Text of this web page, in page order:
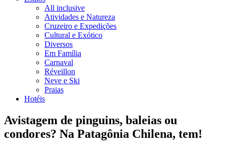
All inclusive
Atividades e Natureza
Cruzeiro e Expedições
Cultural e Exótico
Diversos
Em Família
Carnaval
Réveillon
Neve e Ski
Praias
Hotéis
Avistagem de pinguins, baleias ou
condores? Na Patagônia Chilena, tem!